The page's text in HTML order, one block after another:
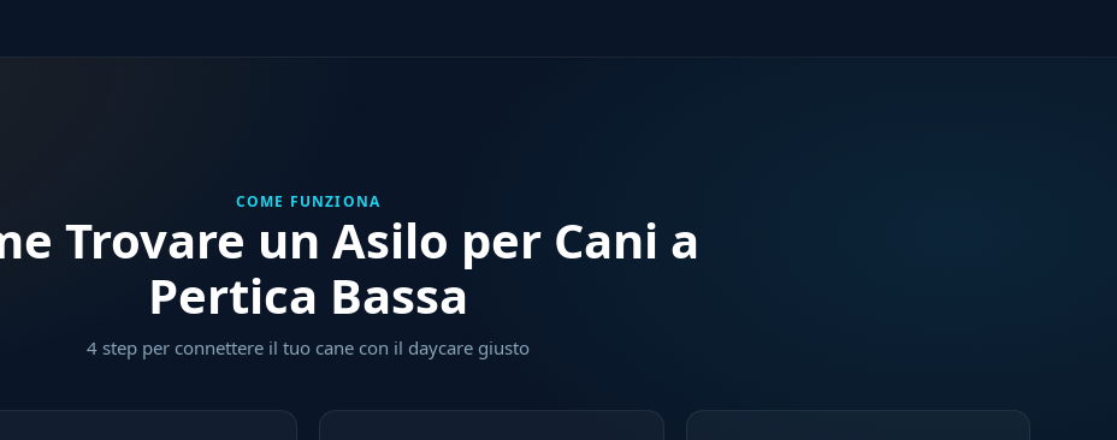
COME FUNZIONA
Trovare un Asilo per Cani a
Pertica Bassa
4 step per connettere il tuo cane con il daycare giusto